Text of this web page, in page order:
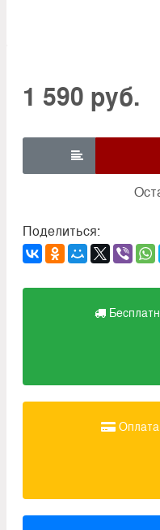
1 590 руб.

Поделиться:
Оплата